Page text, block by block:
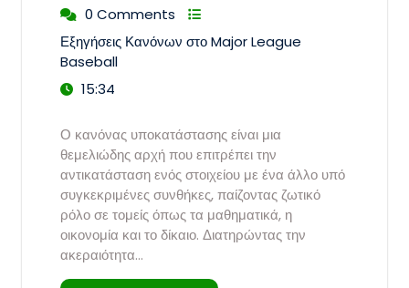
0 Comments
Εξηγήσεις Κανόνων στο Major League
Baseball
15:34
Ο κανόνας υποκατάστασης είναι μια
θεμελιώδης αρχή που επιτρέπει την
αντικατάσταση ενός στοιχείου με ένα άλλο υπό
συγκεκριμένες συνθήκες, παίζοντας ζωτικό
ρόλο σε τομείς όπως τα μαθηματικά, η
οικονομία και το δίκαιο. Διατηρώντας την
ακεραιότητα…